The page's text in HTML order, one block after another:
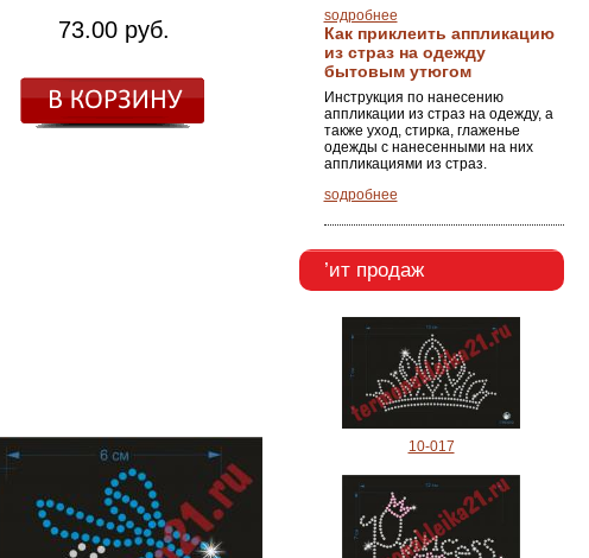
73.00 руб.
ѕодробнее
Как приклеить аппликацию
из страз на одежду
бытовым утюгом
Инструкция по нанесению
аппликации из страз на одежду, а
также уход, стирка, глаженье
одежды с нанесенными на них
аппликациями из страз.
ѕодробнее
’ит продаж
10-017